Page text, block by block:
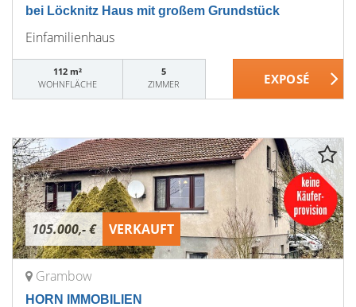
bei Löcknitz Haus mit großem Grundstück
Einfamilienhaus
112 m²
WOHNFLÄCHE
5
ZIMMER
105.000,- € VERKAUFT
Grambow
HORN IMMOBILIEN